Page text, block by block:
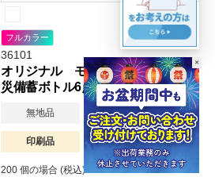
フルカラー
36101
オリジナル モシモニソナエル 防
災備蓄ボトル6点セット
無地品 ￥361 ~
印刷品 ￥653 ~
200 個の場合 (税込)
×